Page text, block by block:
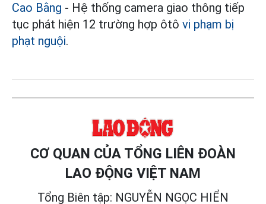
Cao Bằng - Hệ thống camera giao thông tiếp
tục phát hiện 12 trường hợp ôtô vi phạm bị
phạt nguội.
CƠ QUAN CỦA TỔNG LIÊN ĐOÀN
LAO ĐỘNG VIỆT NAM
Tổng Biên tập: NGUYỄN NGỌC HIỂN